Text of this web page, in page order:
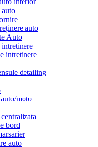
interior
auto
auto
Auto
intretinere
detailing
moto
bord
auto